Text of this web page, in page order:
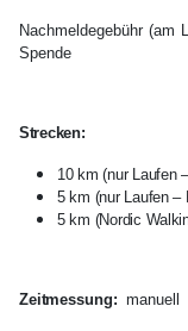
Nachmeldegebühr (am
Spende
Strecken:
10 km (nur Laufen
5 km (nur Laufen –
5 km (Nordic
Zeitmessung: manuell